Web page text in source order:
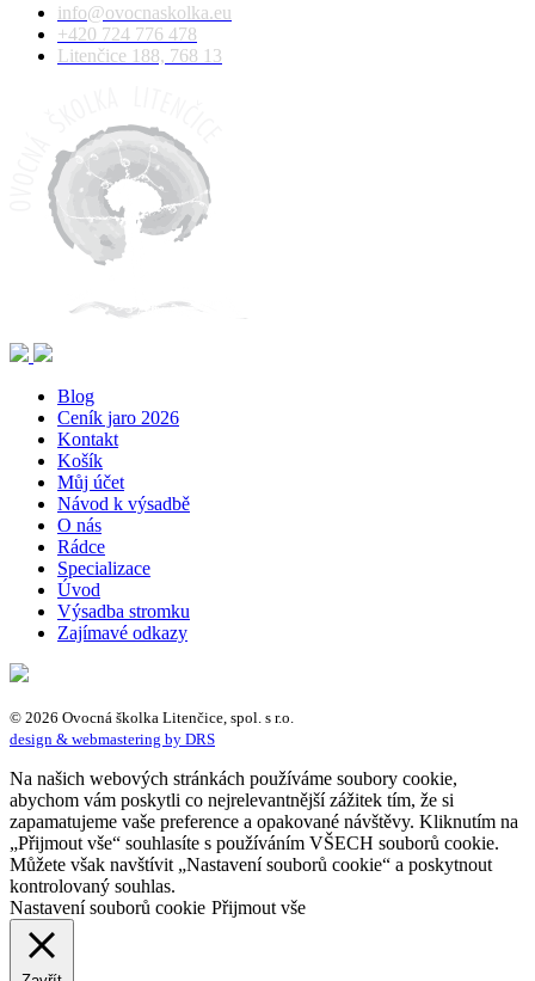
info@ovocnaskolka.eu
+420 724 776 478
Litenčice 188, 768 13
Blog
Ceník jaro 2026
Kontakt
Košík
Můj účet
Návod k výsadbě
O nás
Rádce
Specializace
Úvod
Výsadba stromku
Zajímavé odkazy
© 2026 Ovocná školka Litenčice, spol. s r.o.
design & webmastering by DRS
Na našich webových stránkách používáme soubory cookie,
abychom vám poskytli co nejrelevantnější zážitek tím, že si
zapamatujeme vaše preference a opakované návštěvy. Kliknutím na
„Přijmout vše“ souhlasíte s používáním VŠECH souborů cookie.
Můžete však navštívit „Nastavení souborů cookie“ a poskytnout
kontrolovaný souhlas.
Nastavení souborů cookie Přijmout vše